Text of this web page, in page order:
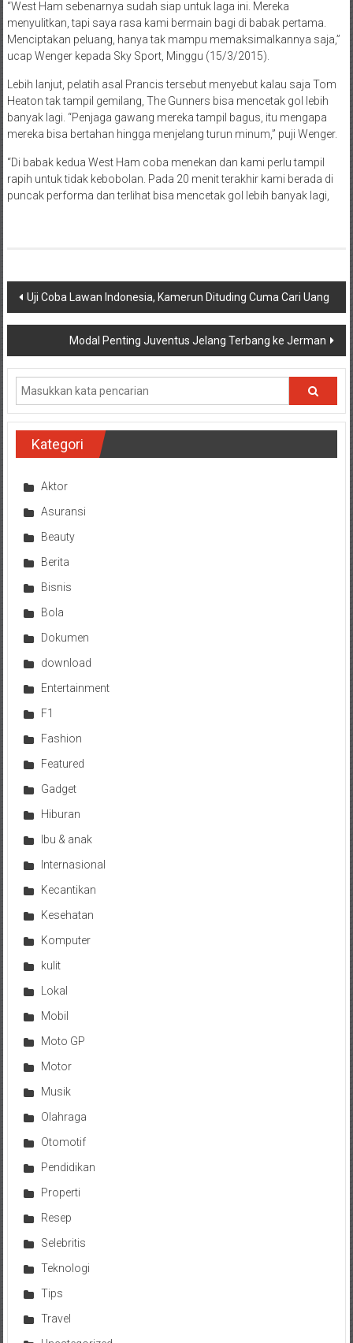
“West Ham sebenarnya sudah siap untuk laga ini. Mereka
menyulitkan, tapi saya rasa kami bermain bagi di babak pertama.
Menciptakan peluang, hanya tak mampu memaksimalkannya saja,”
ucap Wenger kepada Sky Sport, Minggu (15/3/2015).
Lebih lanjut, pelatih asal Prancis tersebut menyebut kalau saja Tom
Heaton tak tampil gemilang, The Gunners bisa mencetak gol lebih
banyak lagi. “Penjaga gawang mereka tampil bagus, itu mengapa
mereka bisa bertahan hingga menjelang turun minum,” puji Wenger.
“Di babak kedua West Ham coba menekan dan kami perlu tampil
rapih untuk tidak kebobolan. Pada 20 menit terakhir kami berada di
puncak performa dan terlihat bisa mencetak gol lebih banyak lagi,
Navigasi
pos
Uji Coba Lawan Indonesia, Kamerun Dituding Cuma Cari Uang
Modal Penting Juventus Jelang Terbang ke Jerman
Kategori
Aktor
Asuransi
Beauty
Berita
Bisnis
Bola
Dokumen
download
Entertainment
F1
Fashion
Featured
Gadget
Hiburan
Ibu & anak
Internasional
Kecantikan
Kesehatan
Komputer
kulit
Lokal
Mobil
Moto GP
Motor
Musik
Olahraga
Otomotif
Pendidikan
Properti
Resep
Selebritis
Teknologi
Tips
Travel